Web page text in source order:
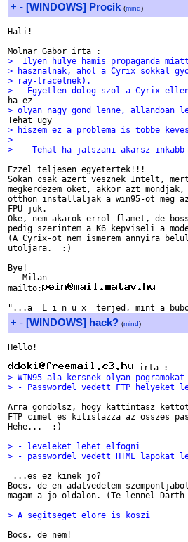
+ - [WINDOWS] Procik (mind)
Hali!
>  Ilyen hulye hamis propaganda
> hasznalnak, ahol a Cyrix sokkal
> ray-tracelnek).
>   Egyetlen dolog szol a Cyrix
> olyan nagy gond lenne,
> hiszem ez a problema is tobbe
>
>    Tehat ha jatszani akarsz inkabb
Ezzel teljesen egyetertek!!!
Sokan csak azert vesznek Intelt,
megkerdezem oket, akkor azt
otthon installaljak a win95-ot meg
FPU-juk.
Oke, nem akarok errol flamet, de
pedig szerintem a K6 kepviseli a
(A Cyrix-ot nem ismerem annyira
utoljara.  :)
Bye!
-- Milan
mailto:
+ - [WINDOWS] hack? (mind)
Hello!
> WIN95-ala kersnek olyan
> - Passwordel vedett FTP helyeket
Arra gondolsz, hogy kattintasz
FTP cimet es kilistazza az osszes
Hehe...  :)
> - leveleket lehet elfogni
> - passwordel vedett HTML lapokat
...es ez kinek jo?
Bocs, de en adatvedelem
magam a jo oldalon. (Te lennel
> A segitseget elore is koszi
Bocs, de nem!